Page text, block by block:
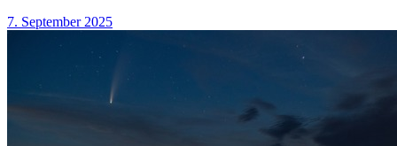
7. September 2025